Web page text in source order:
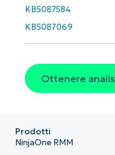
KB5087584
KB5087069
Ottenere
Prodotti
NinjaOne RMM